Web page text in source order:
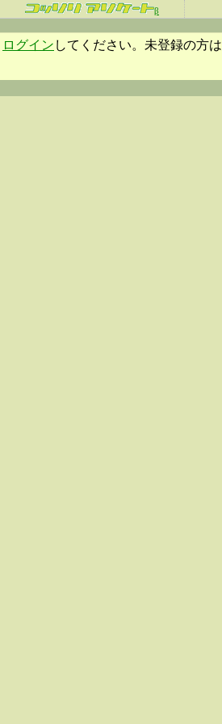
β
ログイン してください。未登録の方は